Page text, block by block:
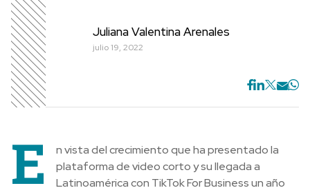
Juliana Valentina Arenales
julio 19, 2022
E
n vista del crecimiento que ha presentado la
plataforma de video corto y su llegada a
Latinoamérica con TikTok For Business un año